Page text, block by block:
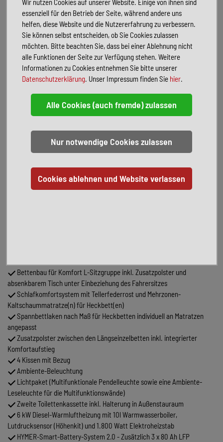
Ablage für Smartphones inkl. wireless charging Funktion und
Ladestandsanzeige
Ladepaket Instrumententafel mit 2 x USB-C Stecker 5V / 1x 12V-
Steckdose
Lederlenkrad (bei Automatikgetriebe)
Navigation & Smartphone-Integration für MBUX-System
Vollautomatische Klimaanlage THERMOTRONIC
Aktiver Abstands-Assistent DISTRONIC PLUS inkl. Lenkrad-
Multifunktionstasten
Fernlicht-Assistent
Verkehrszeichen-Assistent
Dachreling mit Heckleiter ohne geriffelter Aluminium-Dachplatte
44" LED-Lightbar über dem Fahrerhaus
Markise (schwarz) inkl. dimmbarer LED-Beleuchtung, 400 x 250 cm
Komfort-Eingangstür mit Fenster, Verdunkelungsrollo, integriertem
Bettenbau für Komfort L-Sitzgruppe inkl. Zusatzpolster und
absenkbarem Tisch unter Einbeziehung des Fahrersitzes
Schlafkomfortsystem mit Tellerfederrost und Mehrzonen-
Kaltschaummatratze(n) für Heckbett(en)
Spannbettlaken nach Maß für Heckbetten individuell an Matratzen
angepasst
Zusatzpolster zwischen den Längseinzelbetten inkl. integrierter
Komfortaufstieg
4 Kissen mit Bezug
Ambiente-Beleuchtung
Lichtpaket (Multifunktionale Pendelleuchte sowie eine Ambiente-
Leseleuchte für die Multifunktionswände)
Zweite Toilettenkassette inkl. Halterung in Außenstauraum
6 kW Diesel-Warmluftheizung mit 10l Warmwasserboiler,
Lutdrucksensor (Höhenkit) und 1.800 Watt Elektroheizstab
HYMER-Smart-Battery-System 2.0 - Zusätzlich 3 x 80 Ah LFP
Wir nutzen Cookies auf unserer Website. Einige von ihnen sind
essenziell für den Betrieb der Seite, während andere uns
helfen, diese Website und die Nutzererfahrung zu verbessern.
Sie können selbst entscheiden, ob Sie Cookies zulassen
möchten. Bitte beachten Sie, dass bei einer Ablehnung nicht
alle Funktionen der Seite zur Verfügung stehen. Weitere
Informationen zu Cookies entnehmen Sie bitte unserer
Datenschutzerklärung. Unser Impressum finden Sie hier.